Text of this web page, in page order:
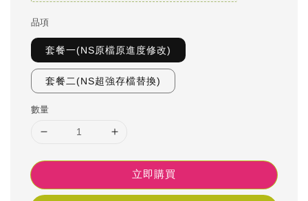
品項
套餐一(NS原檔原進度修改)
套餐二(NS超強存檔替換)
數量
立即購買